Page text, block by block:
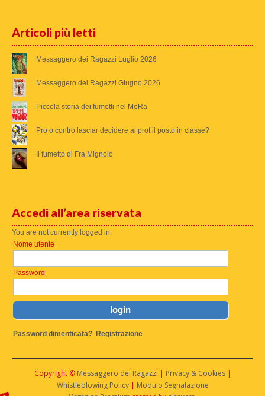
Articoli più letti
Messaggero dei Ragazzi Luglio 2026
Messaggero dei Ragazzi Giugno 2026
Piccola storia dei fumetti nel MeRa
Pro o contro lasciar decidere ai prof il posto in classe?
Il fumetto di Fra Mignolo
Accedi all’area riservata
You are not currently logged in.
Nome utente
Password
Password dimenticata? Registrazione
Copyright © Messaggero dei Ragazzi | Privacy & Cookies|
Whistleblowing Policy| Modulo Segnalazione